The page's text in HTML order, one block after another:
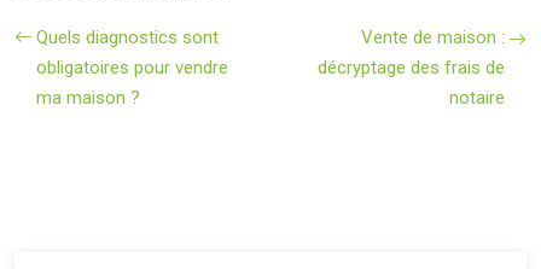
Quels diagnostics sont
obligatoires pour vendre
ma maison ?
Vente de maison :
décryptage des frais de
notaire